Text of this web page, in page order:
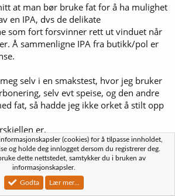
at man bør bruke fat for å ha mulighet
en IPA, dvs de delikate
som fort forsvinner rett ut vinduet når
Å sammenligne IPA fra butikk/pol er
selv i en smakstest, hvor jeg bruker
selv evt speise, og den andre
fat, så hadde jeg ikke orket å stilt opp
er.
løser ingenting med mindre man
det gir.
(cookies) for å tilpasse innholdet,
og holde deg innlogget dersom du registrerer deg.
dette nettstedet, samtykker du i bruken av
informasjonskapsler.
Godta Lær mer...